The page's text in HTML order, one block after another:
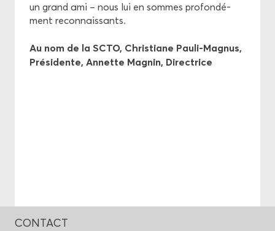
un grand ami – nous lui en sommes pro­fon­dé­
ment re­con­nais­sants.
Au nom de la SCTO, Chris­tiane Pauli-​Magnus,
Pré­si­dente, An­nette Ma­gnin, Di­rec­trice
CONTACT